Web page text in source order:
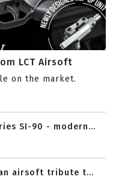
LCT Airsoft
on the market.
SI-90 - modern...
an airsoft tribute t...